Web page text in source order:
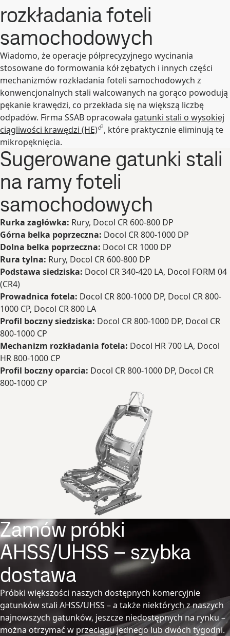
rozkładania foteli
samochodowych
Wiadomo, że operacje półprecyzyjnego wycinania
stosowane do formowania kół zębatych i innych części
mechanizmów rozkładania foteli samochodowych z
konwencjonalnych stali walcowanych na gorąco powodują
pękanie krawędzi, co przekłada się na większą liczbę
odpadów. Firma SSAB opracowała gatunki stali o wysokiej
ciągliwości krawędzi (HE) , które praktycznie eliminują te
mikropęknięcia.
Sugerowane gatunki stali
na ramy foteli
samochodowych
Rurka zagłówka: Rury, Docol CR 600-800 DP
Górna belka poprzeczna: Docol CR 800-1000 DP
Dolna belka poprzeczna: Docol CR 1000 DP
Rura tylna: Rury, Docol CR 600-800 DP
Podstawa siedziska: Docol CR 340-420 LA, Docol FORM 04
(CR4)
Prowadnica fotela: Docol CR 800-1000 DP, Docol CR 800-
1000 CP, Docol CR 800 LA
Profil boczny siedziska: Docol CR 800-1000 DP, Docol CR
800-1000 CP
Mechanizm rozkładania fotela: Docol HR 700 LA, Docol
HR 800-1000 CP
Profil boczny oparcia: Docol CR 800-1000 DP, Docol CR
800-1000 CP
Zamów próbki
AHSS/UHSS – szybka
dostawa
Próbki większości naszych dostępnych komercyjnie
gatunków stali AHSS/UHSS – a także niektórych z naszych
najnowszych gatunków, jeszcze niedostępnych na rynku –
można otrzymać w przeciągu jednego lub dwóch tygodni.